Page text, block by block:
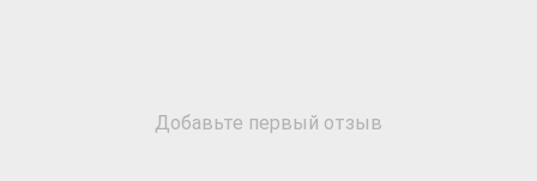
Добавьте первый отзыв